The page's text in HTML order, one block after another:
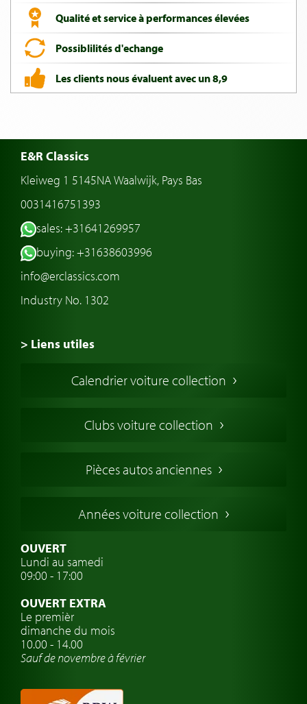
Qualité et service à performances élevées
Possiblilités d'echange
Les clients nous évaluent avec un 8,9
E&R Classics
Kleiweg 1 5145NA Waalwijk, Pays Bas
0031416751393
sales: +31641269957
buying: +31638603996
info@erclassics.com
Industry No. 1302
> Liens utiles
Voiture Collection Europe
Voitures Anglaises
Voitures Allemandes
Voitures Suédoises
Assurance voiture de collection
Clubs de voitures classiques
Atelier de voitures anciennes
Montres de marque de voiture
Calendrier voiture collection
Clubs voiture collection
Pièces autos anciennes
Années voiture collection
OUVERT
Lundi au samedi
09:00 - 17:00
OUVERT EXTRA
Le premièr
dimanche du mois
10.00 - 14.00
Sauf de novembre à février